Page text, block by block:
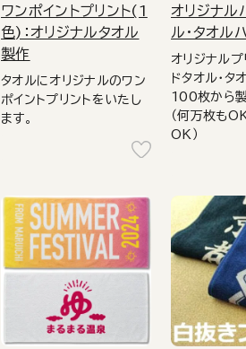
ワンポイントプリント(1
色)：オリジナルタオル
製作
タオルにオリジナルのワン
ポイントプリントをいたし
ます。
オリジナル
ル・タオル
オリジナルプ
ドタオル・タ
100枚から製
（何万枚も
OK）